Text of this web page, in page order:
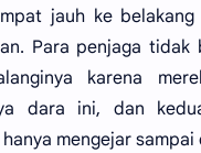
jauh ke
Para penjaga tidak
karena
dara ini, dan
mengejar sampai